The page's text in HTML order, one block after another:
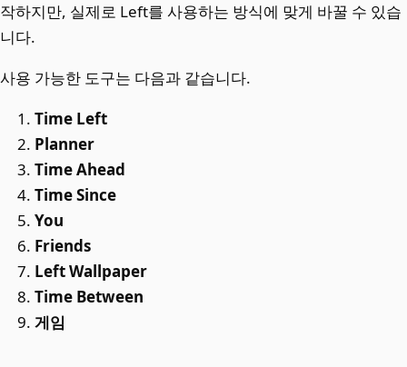
작하지만, 실제로 Left를 사용하는 방식에 맞게 바꿀 수 있습
니다.
사용 가능한 도구는 다음과 같습니다.
Time Left
Planner
Time Ahead
Time Since
You
Friends
Left Wallpaper
Time Between
게임